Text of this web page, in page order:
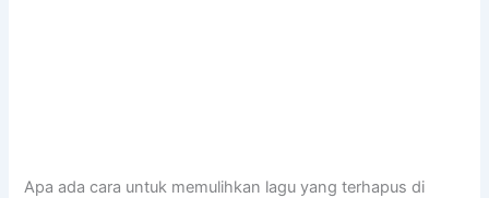
Apa ada cara untuk memulihkan lagu yang terhapus di